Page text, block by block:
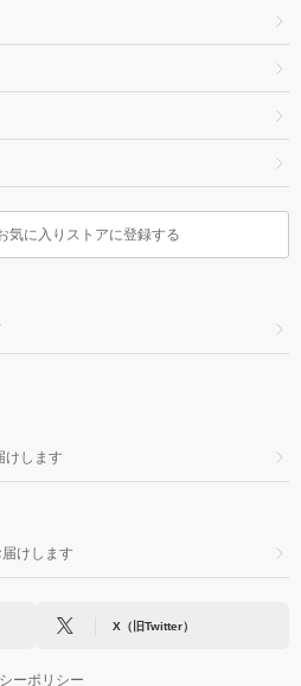
気に入りストアに登録する
けします
けします
X（旧Twitter）
ーポリシー